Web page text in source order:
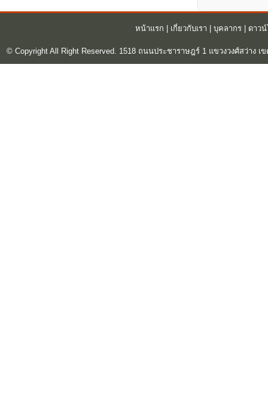
หน้าแรก เกี่ยวกับเรา บุคลากร| ดาว
© Copyright All Right Reserved. 1518 ถนนประชาราษฎร์ 1 แขวงวงศ์สว่าง